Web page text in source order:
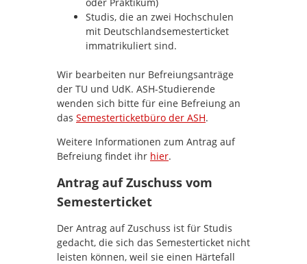
Studis, die an zwei Hochschulen
mit Deutschlandsemesterticket
immatrikuliert sind.
Wir bearbeiten nur Befreiungsanträge
der TU und UdK. ASH-Studierende
wenden sich bitte für eine Befreiung an
das Semesterticketbüro der ASH.
Weitere Informationen zum Antrag auf
Befreiung findet ihr hier.
Antrag auf Zuschuss vom
Semesterticket
Der Antrag auf Zuschuss ist für Studis
gedacht, die sich das Semesterticket nicht
leisten können, weil sie einen Härtefall